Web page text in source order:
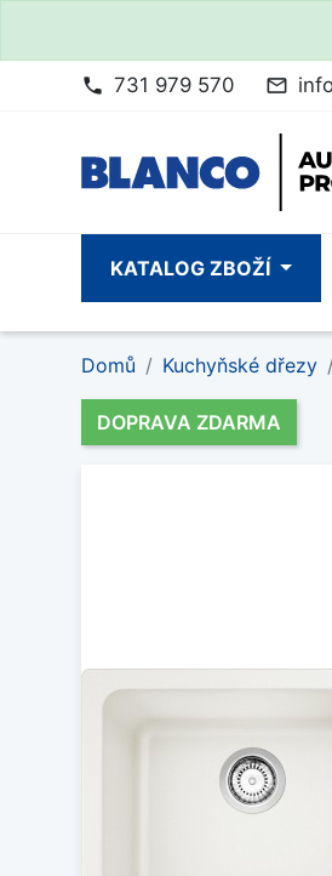
phone 731 979 570 mail_outline
KATALOG ZBOŽÍ
Domů Kuchyňské dřezy
DOPRAVA ZDARMA